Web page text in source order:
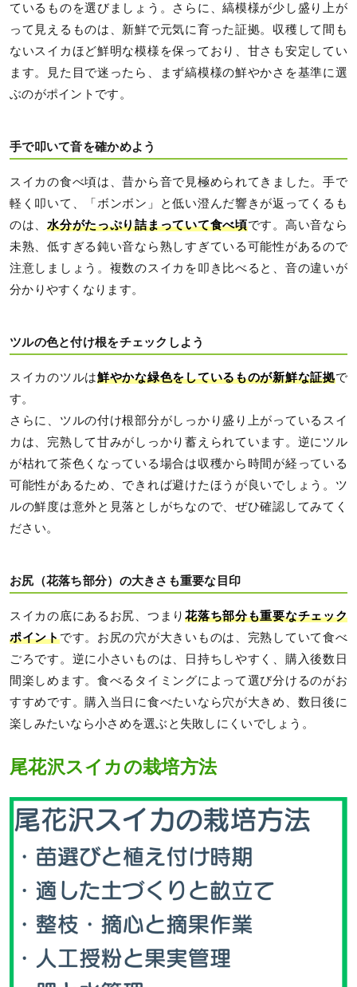
ているものを選びましょう。さらに、縞模様が少し盛り上が
って見えるものは、新鮮で元気に育った証拠。収穫して間も
ないスイカほど鮮明な模様を保っており、甘さも安定してい
ます。見た目で迷ったら、まず縞模様の鮮やかさを基準に選
ぶのがポイントです。
手で叩いて音を確かめよう
スイカの食べ頃は、昔から音で見極められてきました。手で
軽く叩いて、「ボンボン」と低い澄んだ響きが返ってくるも
のは、水分がたっぷり詰まっていて食べ頃です。高い音なら
未熟、低すぎる鈍い音なら熟しすぎている可能性があるので
注意しましょう。複数のスイカを叩き比べると、音の違いが
分かりやすくなります。
ツルの色と付け根をチェックしよう
スイカのツルは鮮やかな緑色をしているものが新鮮な証拠で
す。
さらに、ツルの付け根部分がしっかり盛り上がっているスイ
カは、完熟して甘みがしっかり蓄えられています。逆にツル
が枯れて茶色くなっている場合は収穫から時間が経っている
可能性があるため、できれば避けたほうが良いでしょう。ツ
ルの鮮度は意外と見落としがちなので、ぜひ確認してみてく
ださい。
お尻（花落ち部分）の大きさも重要な目印
スイカの底にあるお尻、つまり花落ち部分も重要なチェック
ポイントです。お尻の穴が大きいものは、完熟していて食べ
ごろです。逆に小さいものは、日持ちしやすく、購入後数日
間楽しめます。食べるタイミングによって選び分けるのがお
すすめです。購入当日に食べたいなら穴が大きめ、数日後に
楽しみたいなら小さめを選ぶと失敗しにくいでしょう。
尾花沢スイカの栽培方法